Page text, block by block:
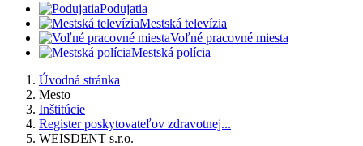
Podujatia
Mestská televízia
Voľné pracovné miesta
Mestská polícia
Úvodná stránka
Mesto
Inštitúcie
Register poskytovateľov zdravotnej...
WEISDENT s.r.o.